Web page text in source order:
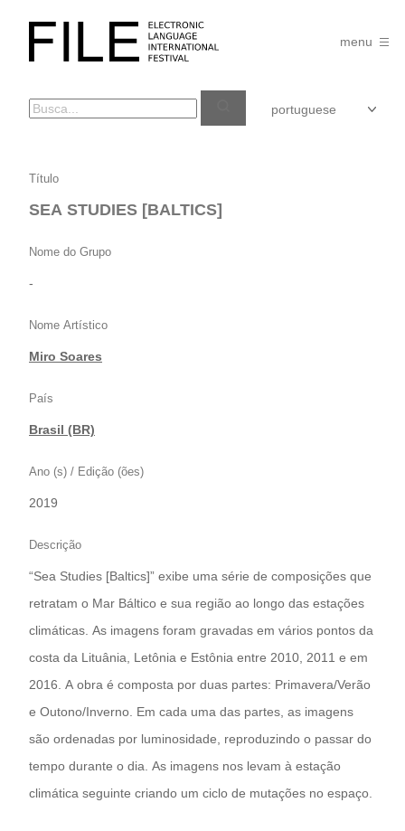
FILE
FESTIVAL
menu
SEA
STUDIES
Título
SEA STUDIES [BALTICS]
Nome do Grupo
-
Nome Artístico
Miro Soares
País
Brasil (BR)
Ano (s) / Edição (ões)
2019
Descrição
“Sea Studies [Baltics]” exibe uma série de composições que
retratam o Mar Báltico e sua região ao longo das estações
climáticas. As imagens foram gravadas em vários pontos da
costa da Lituânia, Letônia e Estônia entre 2010, 2011 e em
2016. A obra é composta por duas partes: Primavera/Verão
e Outono/Inverno. Em cada uma das partes, as imagens
são ordenadas por luminosidade, reproduzindo o passar do
tempo durante o dia. As imagens nos levam à estação
climática seguinte criando um ciclo de mutações no espaço.